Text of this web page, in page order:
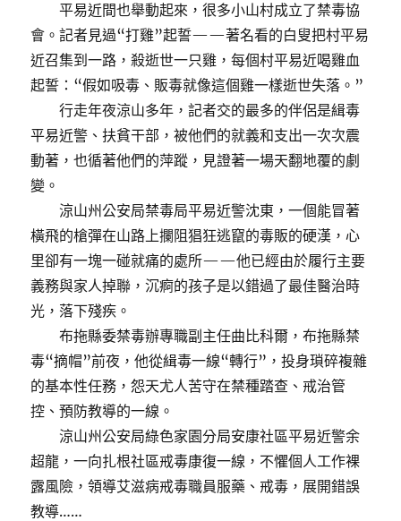
平易近間也舉動起來，很多小山村成立了禁毒協
會。記者見過“打雞”起誓——著名看的白叟把村平易
近召集到一路，殺逝世一只雞，每個村平易近喝雞血
起誓：“假如吸毒、販毒就像這個雞一樣逝世失落。”
行走年夜涼山多年，記者交的最多的伴侶是緝毒
平易近警、扶貧干部，被他們的就義和支出一次次震
動著，也循著他們的萍蹤，見證著一場天翻地覆的劇
變。
涼山州公安局禁毒局平易近警沈東，一個能冒著
橫飛的槍彈在山路上攔阻猖狂逃竄的毒販的硬漢，心
里卻有一塊一碰就痛的處所——他已經由於履行主要
義務與家人掉聯，沉痾的孩子是以錯過了最佳醫治時
光，落下殘疾。
布拖縣委禁毒辦專職副主任曲比科爾，布拖縣禁
毒“摘帽”前夜，他從緝毒一線“轉行”，投身瑣碎複雜
的基本性任務，怨天尤人苦守在禁種踏查、戒治管
控、預防教導的一線。
涼山州公安局綠色家園分局安康社區平易近警余
超龍，一向扎根社區戒毒康復一線，不懼個人工作裸
露風險，領導艾滋病戒毒職員服藥、戒毒，展開錯誤
教導……